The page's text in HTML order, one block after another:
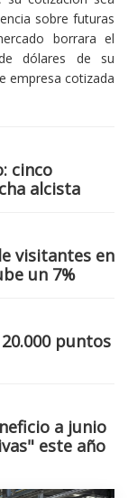
sobre futuras
borrara el
dólares de su
empresa cotizada
cinco
alcista
visitantes en
un 7%
puntos
a junio
este año